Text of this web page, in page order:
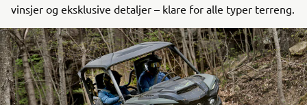
vinsjer og eksklusive detaljer – klare for alle typer terreng.